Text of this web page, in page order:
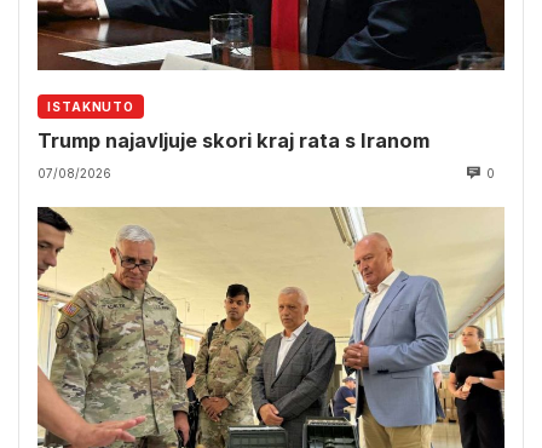
ISTAKNUTO
Trump najavljuje skori kraj rata s Iranom
07/08/2026 0